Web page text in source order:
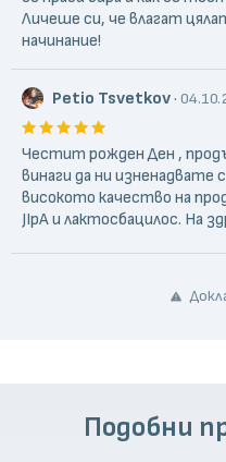
Личеше си, че влагат
начинание!
Petio Tsvetkov·
Честит рожден Ден ,
винаги да ни изненадвате
високото качество на
JIpA и лактосбацилос. На
Подобни